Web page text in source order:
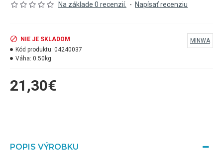
Na základe 0 recenzií. - Napísať recenziu
21,30€
NIE JE SKLADOM
Kód produktu: 04240037
Váha: 0.50kg
MINWA
POPIS VÝROBKU